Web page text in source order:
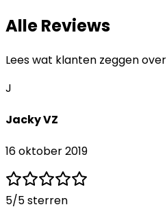
Alle Reviews
Lees wat klanten zeggen over
J
Jacky VZ
16 oktober 2019
5/5 sterren